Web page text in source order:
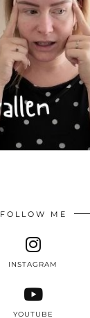
FOLLOW ME
INSTAGRAM
YOUTUBE